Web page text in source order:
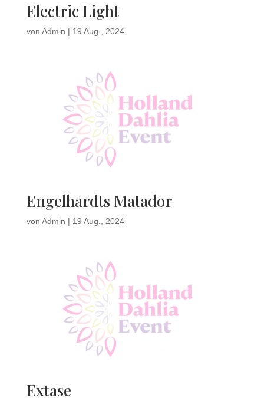
Electric Light
von Admin | 19 Aug., 2024
Engelhardts Matador
von Admin | 19 Aug., 2024
Extase